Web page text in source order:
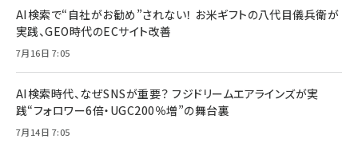
AI検索で“自社がお勧め”されない！ お米ギフトの八代目儀兵衛が
実践、GEO時代のECサイト改善
7月16日 7:05
AI検索時代、なぜSNSが重要？ フジドリームエアラインズが実
践“フォロワー6倍・UGC200％増”の舞台裏
7月14日 7:05